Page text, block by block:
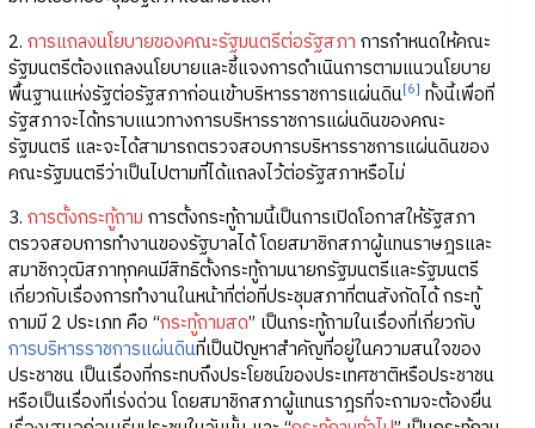
2. การแถลงนโยบายของคณะรัฐมนตรีต่อรัฐสภา การกำหนดให้คณะ
รัฐมนตรีต้องแถลงนโยบายและชี้แจงการดำเนินการตามแนวนโยบาย
พื้นฐานแห่งรัฐต่อรัฐสภาก่อนเข้าบริหารราชการแผ่นดิน[6] ทั้งนี้เพื่อที่
รัฐสภาจะได้ทราบแนวทางการบริหารราชการแผ่นดินของคณะ
รัฐมนตรี และจะได้สามารถตรวจสอบการบริหารราชการแผ่นดินของ
คณะรัฐมนตรีว่าเป็นไปตามที่ได้แถลงไว้ต่อรัฐสภาหรือไม่
3. การตั้งกระทู้ถาม การตั้งกระทู้ถามนี้เป็นการเปิดโอกาสให้รัฐสภา
ตรวจสอบการทำงานของรัฐบาลได้ โดยสมาชิกสภาผู้แทนราษฎรและ
สมาชิกวุฒิสภาทุกคนมีสิทธิตั้งกระทู้ถามนายกรัฐมนตรีและรัฐมนตรี
เกี่ยวกับเรื่องการทำงานในหน้าที่ต่อที่ประชุมสภาที่ตนสังกัดได้ กระทู้
ถามมี 2 ประเภท คือ “กระทู้ถามสด” เป็นกระทู้ถามในเรื่องที่เกี่ยวกับ
การบริหารราชการแผ่นดินที่เป็นปัญหาสำคัญที่อยู่ในความสนใจของ
ประชาชน เป็นเรื่องที่กระทบถึงประโยชน์ของประเทศชาติหรือประชาชน
หรือเป็นเรื่องที่เร่งด่วน โดยสมาชิกสภาผู้แทนราฎรที่จะถามจะต้องยื่น